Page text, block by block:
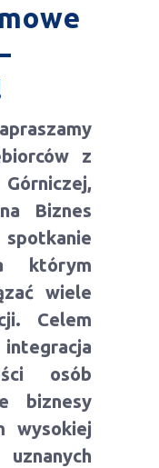
z
Biznes
którym
wiele
Celem
osób
biznesy
wysokiej